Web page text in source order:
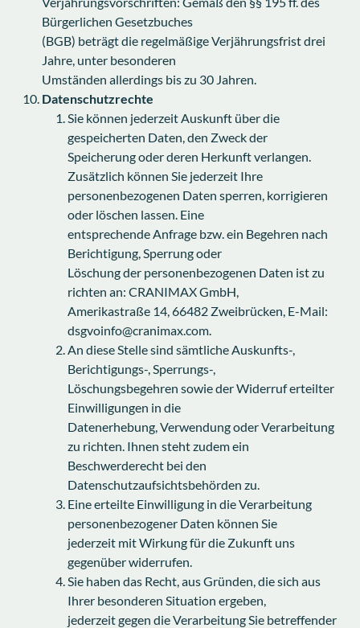
Bürgerlichen Gesetzbuches
(BGB) beträgt die regelmäßige Verjährungsfrist drei
Jahre, unter besonderen
Umständen allerdings bis zu 30 Jahren.
Datenschutzrechte
Sie können jederzeit Auskunft über die
gespeicherten Daten, den Zweck der
Speicherung oder deren Herkunft verlangen.
Zusätzlich können Sie jederzeit Ihre
personenbezogenen Daten sperren, korrigieren
oder löschen lassen. Eine
entsprechende Anfrage bzw. ein Begehren nach
Berichtigung, Sperrung oder
Löschung der personenbezogenen Daten ist zu
richten an: CRANIMAX GmbH,
Amerikastraße 14, 66482 Zweibrücken, E-Mail:
dsgvoinfo@cranimax.com.
An diese Stelle sind sämtliche Auskunfts-,
Berichtigungs-, Sperrungs-,
Löschungsbegehren sowie der Widerruf erteilter
Einwilligungen in die
Datenerhebung, Verwendung oder Verarbeitung
zu richten. Ihnen steht zudem ein
Beschwerderecht bei den
Datenschutzaufsichtsbehörden zu.
Eine erteilte Einwilligung in die Verarbeitung
personenbezogener Daten können Sie
jederzeit mit Wirkung für die Zukunft uns
gegenüber widerrufen.
Sie haben das Recht, aus Gründen, die sich aus
Ihrer besonderen Situation ergeben,
jederzeit gegen die Verarbeitung Sie betreffender